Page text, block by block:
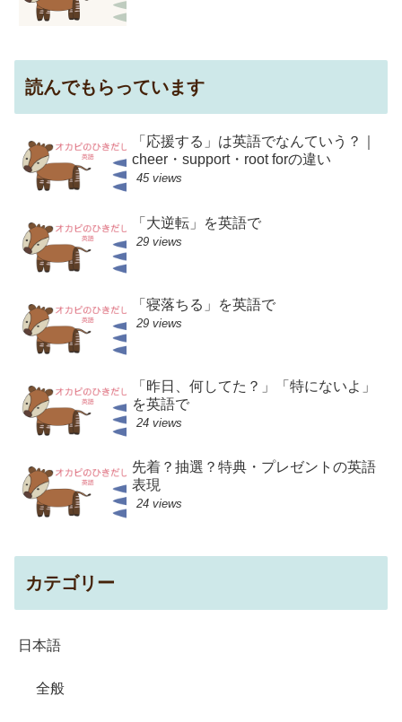
読んでもらっています
「応援する」は英語でなんていう？｜
cheer・support・root forの違い
45 views
「大逆転」を英語で
29 views
「寝落ちる」を英語で
29 views
「昨日、何してた？」「特にないよ」
を英語で
24 views
先着？抽選？特典・プレゼントの英語
表現
24 views
カテゴリー
日本語
全般